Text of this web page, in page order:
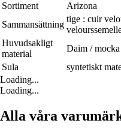
Sortiment
Arizona
Sammansättning
tige : cuir
Huvudsakligt
material
Daim / mocka
Sula
syntetiskt
Loading...
Loading...
Alla våra